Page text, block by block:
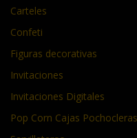
Carteles
Confeti
Figuras decorativas
Invitaciones
Invitaciones Digitales
Pop Corn Cajas Pochocleras